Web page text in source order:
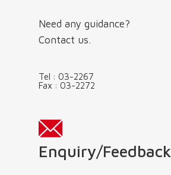
Need any guidance?
Contact us.
Tel : 03-2267
Fax : 03-2272
Enquiry/Feedback